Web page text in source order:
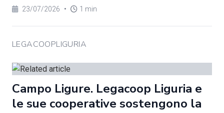
23/07/2026 • 1 min
LEGACOOPLIGURIA
Campo Ligure. Legacoop Liguria e
le sue cooperative sostengono la